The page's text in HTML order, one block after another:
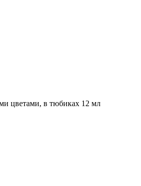
цветами, в тюбиках 12 мл